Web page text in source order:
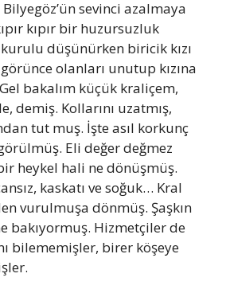
sevinci azalmaya
kıpır bir huzursuzluk
düşünürken biricik kızı
olanları unutup kızına
bakalım küçük kraliçem,
demiş. Kollarını uzatmış,
tut muş. İşte asıl korkunç
Eli değer değmez
heykel hali ne dönüşmüş.
kaskatı ve soğuk… Kral
vurulmuşa dönmüş. Şaşkın
bakıyormuş. Hizmetçiler de
bilememişler, birer köşeye